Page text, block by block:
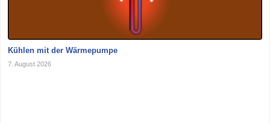
Kühlen mit der Wärmepumpe
7. August 2026